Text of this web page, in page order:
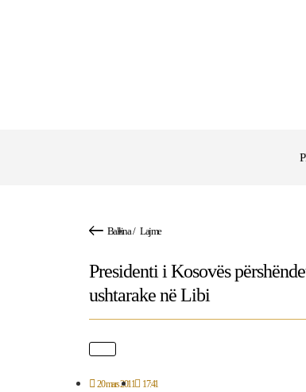
Ballina/ Lajme
Presidenti i Kosovës
ushtarake në Libi
20 mars 2011 17:41